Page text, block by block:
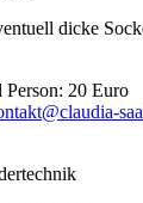
dicke
Person: 20 Euro